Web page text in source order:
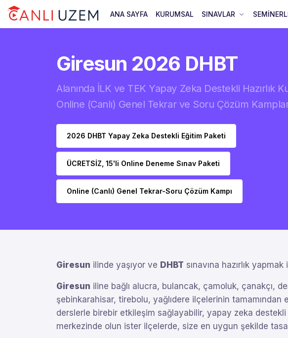
ANA SAYFA KURUMSAL SINAVLAR
Giresun 2026 DHBT
Alanında İLK ve TEK Yapay Zeka Destekli Hazırlık
Online (Canlı) Genel Tekrar ve Soru Çözüm
2026 DHBT Yapay Zeka Destekli Eğitim Paketi
ÜCRETSİZ, 15'li Online Deneme Sınav Paketi
Online (Canlı) Genel Tekrar-Soru Çözüm Kampı
Giresun ilinde yaşıyor ve DHBT sınavına hazırlık
Giresun iline bağlı alucra, bulancak, çamoluk, çanakçı,
şebinkarahisar, tirebolu, yağlıdere ilçelerinin tamamından
derslerle birebir etkileşim sağlayabilir, yapay zeka destekli
merkezinde olun ister ilçelerde, size en uygun şekilde